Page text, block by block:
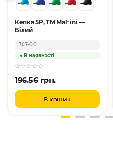
Кепка 5P, ТМ Malfini —
Білий
307-00
196.56 грн.
В кошик